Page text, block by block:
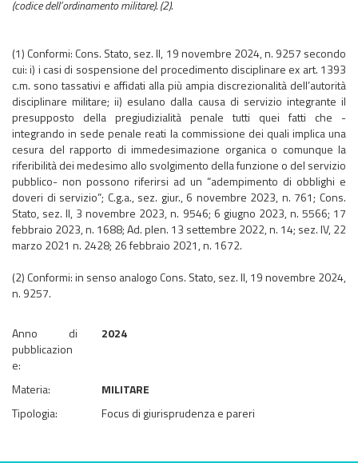
(codice dell’ordinamento militare). (2).
(1) Conformi: Cons. Stato, sez. II, 19 novembre 2024, n. 9257 secondo
cui: i) i casi di sospensione del procedimento disciplinare ex art. 1393
c.m. sono tassativi e affidati alla più ampia discrezionalità dell’autorità
disciplinare militare; ii) esulano dalla causa di servizio integrante il
presupposto della pregiudizialità penale tutti quei fatti che -
integrando in sede penale reati la commissione dei quali implica una
cesura del rapporto di immedesimazione organica o comunque la
riferibilità dei medesimo allo svolgimento della funzione o del servizio
pubblico- non possono riferirsi ad un “adempimento di obblighi e
doveri di servizio”; C.g.a., sez. giur., 6 novembre 2023, n. 761; Cons.
Stato, sez. II, 3 novembre 2023, n. 9546; 6 giugno 2023, n. 5566; 17
febbraio 2023, n. 1688; Ad. plen. 13 settembre 2022, n. 14; sez. IV, 22
marzo 2021 n. 2428; 26 febbraio 2021, n. 1672.
(2) Conformi: in senso analogo Cons. Stato, sez. II, 19 novembre 2024,
n. 9257.
Anno di
pubblicazion
e:
2024
Materia:
MILITARE
Tipologia:
Focus di giurisprudenza e pareri